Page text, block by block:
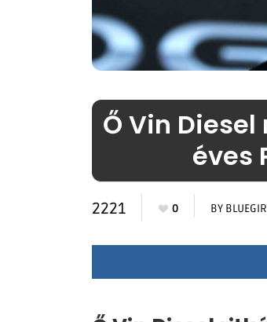
Ő Vin
éves
2221 0 BY